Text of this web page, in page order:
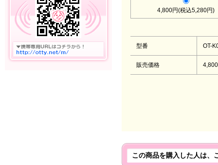
4,800円(税込5,280円)
型番 OT-
販売価格
この商品を購入した人は、